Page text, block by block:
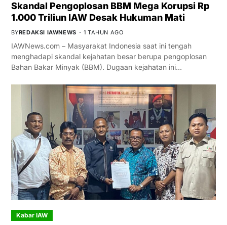
Skandal Pengoplosan BBM Mega Korupsi Rp
1.000 Triliun IAW Desak Hukuman Mati
BYREDAKSI IAWNEWS 1 TAHUN AGO
IAWNews.com – Masyarakat Indonesia saat ini tengah
menghadapi skandal kejahatan besar berupa pengoplosan
Bahan Bakar Minyak (BBM). Dugaan kejahatan ini…
Kabar IAW